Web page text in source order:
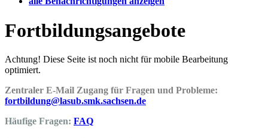
Fortbildungsangebote
Achtung! Diese Seite ist noch nicht für mobile Bearbeitung
optimiert.
Zentraler E-Mail Zugang für Fragen und Probleme:
fortbildung@lasub.smk.sachsen.de
Häufige Fragen: FAQ